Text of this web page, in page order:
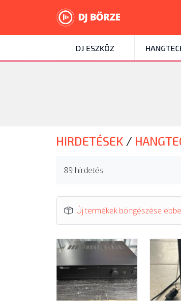
DJ ESZKÖZ
HIRDETÉSEK /
89 hirdetés
Új termékek böngészése